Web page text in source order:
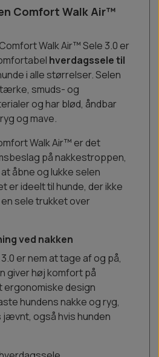
Comfort Walk Air™
Walk Air™ Sele 3.0 er
hverdagssele til
i alle størrelser. Selen
smuds- og
og har blød, åndbar
og mave.
Walk Air™ er det
på nakkestroppen,
åbne og lukke selen
er ideelt til hunde, der ikke
sele trukket over
ved nakken
er nem at tage af og på,
giver høj komfort på
ergonomiske design
hundens nakke og ryg,
også hvis hunden